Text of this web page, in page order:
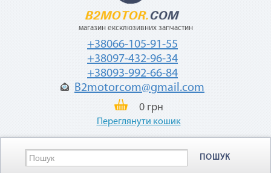
магазин ексклюзивних запчастин
+38066-105-91-55
+38097-432-96-34
+38093-992-66-84
B2motorcom@gmail.com
0 грн
Переглянути кошик
ПОШУК
«Мгновенная рассрочка»
Как воспользоваться